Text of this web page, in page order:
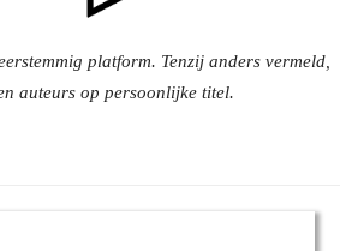
platform. Tenzij anders vermeld,
auteurs op persoonlijke titel.